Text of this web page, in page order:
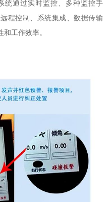
统通过实时监控、多种监控手
程控制、系统集成、数据传输
工作效率。